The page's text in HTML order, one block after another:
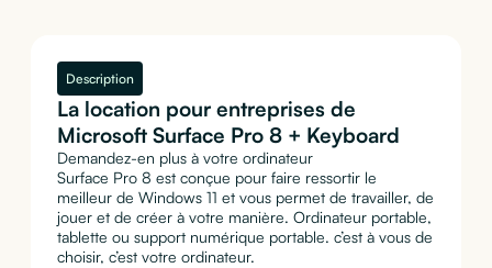
Description
La location pour entreprises de
Microsoft Surface Pro 8 + Keyboard
Demandez-en plus à votre ordinateur
Surface Pro 8 est conçue pour faire ressortir le
meilleur de Windows 11 et vous permet de travailler, de
jouer et de créer à votre manière. Ordinateur portable,
tablette ou support numérique portable. c’est à vous de
choisir, c’est votre ordinateur.